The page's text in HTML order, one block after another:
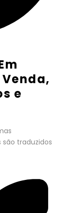
e
traduzidos